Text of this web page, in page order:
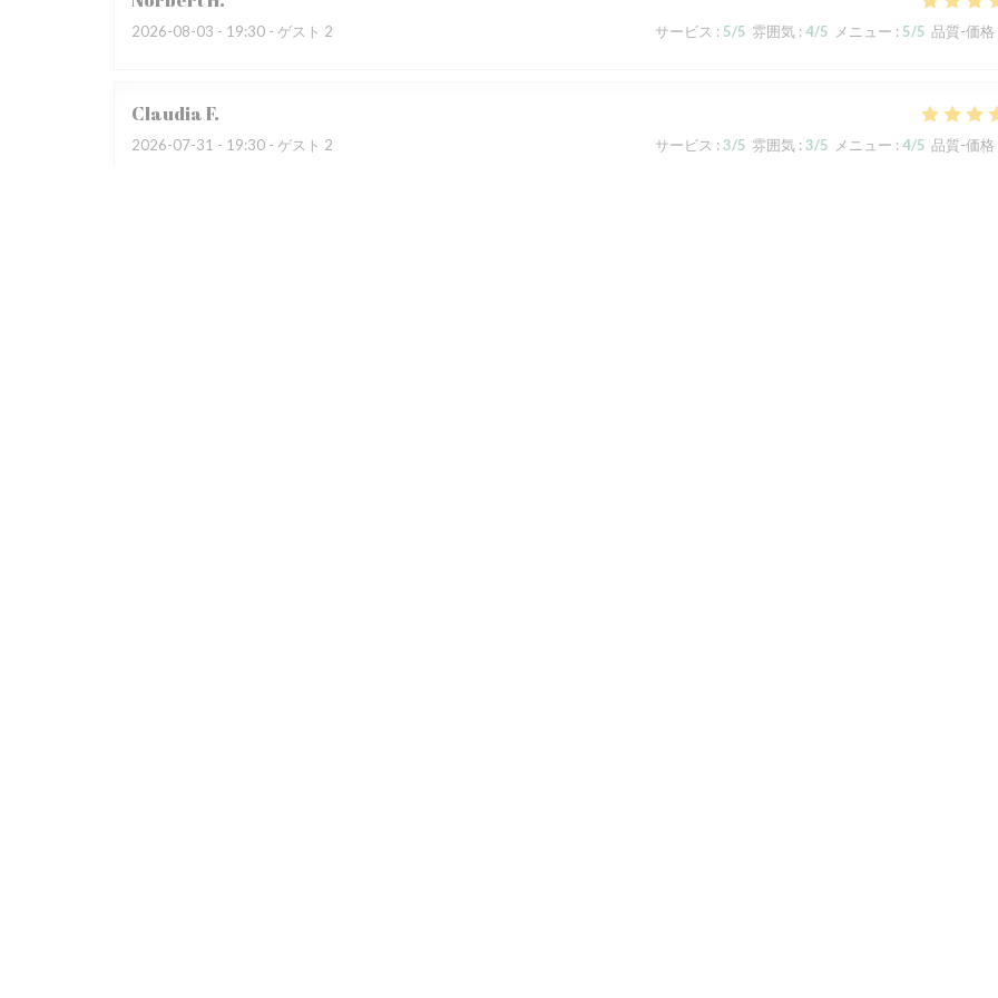
2026-08-03 - 19:30 - ゲスト 2 サービス : 5/5 雰囲気 : 4/5 メニュー : 5/5 品質-価格
ClaudiaF
2026-07-31 - 19:30 - ゲスト 2 サービス : 3/5 雰囲気 : 3/5 メニュー : 4/5 品質-価格